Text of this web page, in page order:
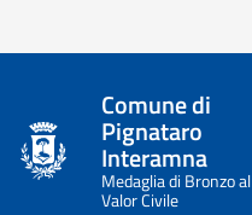
Comune di
Pignataro
Interamna
Medaglia di Bronzo al
Valor Civile